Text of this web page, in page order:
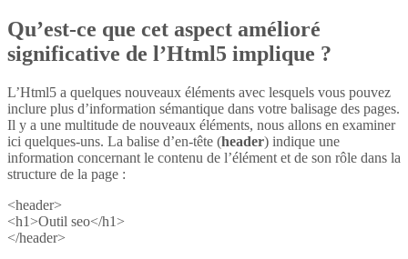
Qu’est-ce que cet aspect amélioré
significative de l’Html5 implique ?
L’Html5 a quelques nouveaux éléments avec lesquels vous pouvez
inclure plus d’information sémantique dans votre balisage des pages.
Il y a une multitude de nouveaux éléments, nous allons en examiner
ici quelques-uns. La balise d’en-tête (header) indique une
information concernant le contenu de l’élément et de son rôle dans la
structure de la page :
<header>
<h1>Outil seo</h1>
</header>